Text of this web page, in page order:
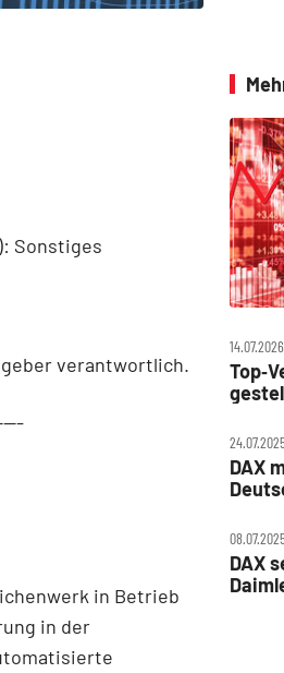
Sonstiges
verantwortlich.
in Betrieb
in der
DAX
DAX